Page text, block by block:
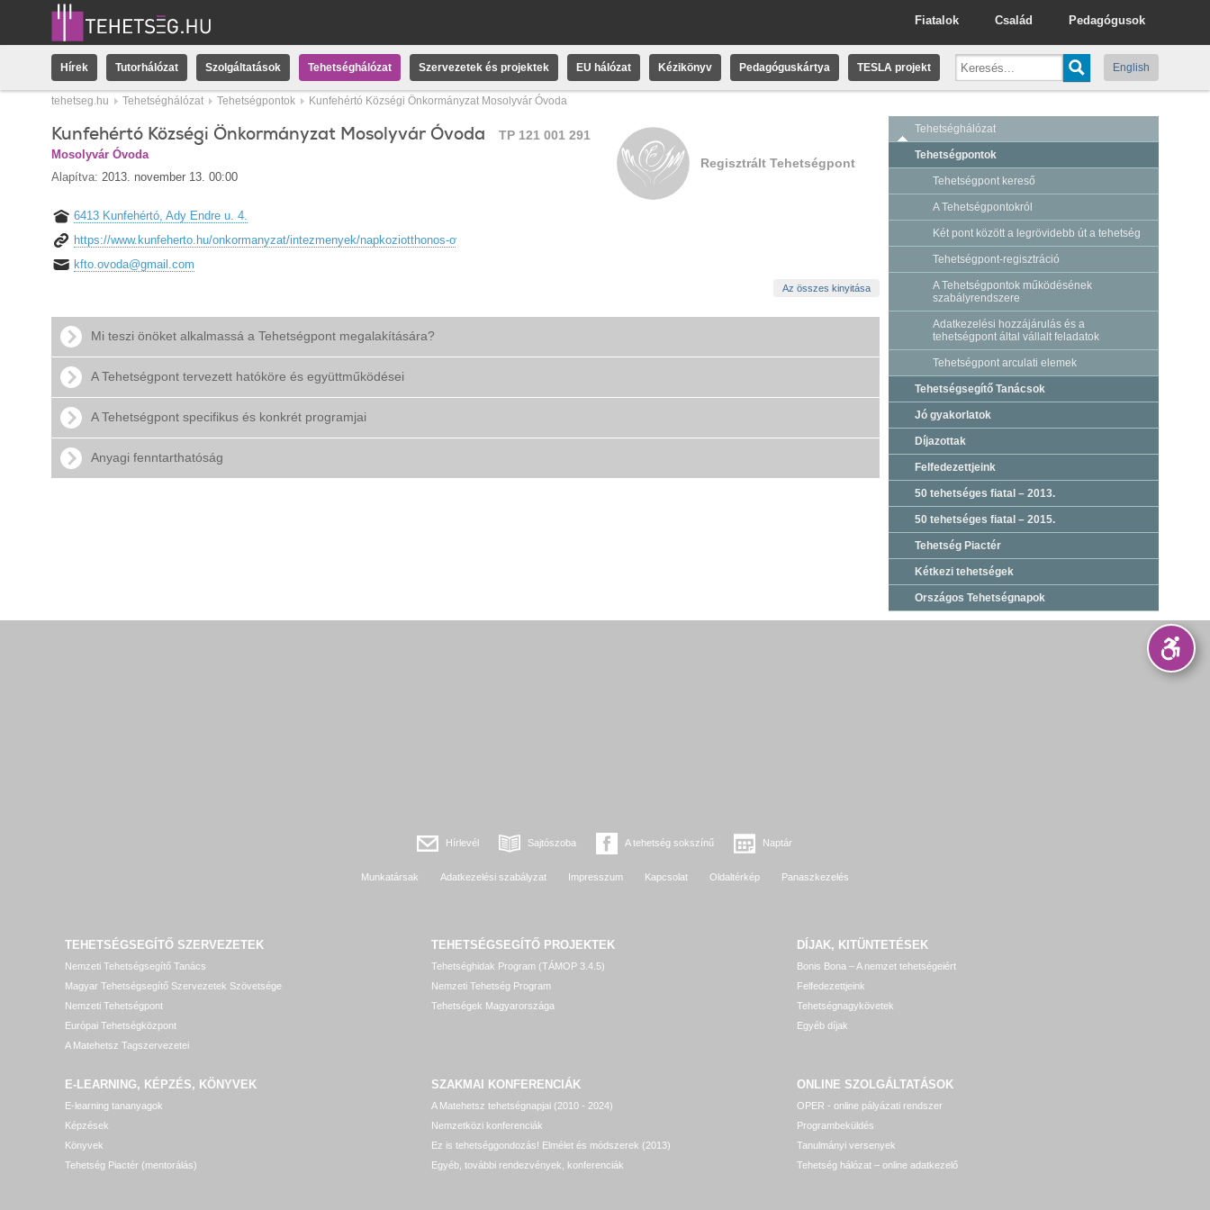
Pedagógusok
Család
Fiatalok
Hírek Tutorhálózat Szolgáltatások Tehetséghálózat Szervezetek és projektek EU hálózat Kézikönyv Pedagóguskártya TESLA projekt English
tehetseg.hu Tehetséghálózat Tehetségpontok Kunfehértó Községi Önkormányzat Mosolyvár Óvoda
Regisztrált Tehetségpont
Kunfehértó Községi Önkormányzat Mosolyvár Óvoda TP 121 001 291
Mosolyvár Óvoda
Alapítva: 2013. november 13. 00:00
6413 Kunfehértó, Ady Endre u. 4.
https://www.kunfeherto.hu/onkormanyzat/intezmenyek/napkoziotthonos-ovoda/
kfto.ovoda@gmail.com
Az összes kinyitása
Mi teszi önöket alkalmassá a Tehetségpont megalakítására?
A Tehetségpont tervezett hatóköre és együttműködései
A Tehetségpont specifikus és konkrét programjai
Anyagi fenntarthatóság
Tehetséghálózat
Tehetségpontok
Tehetségpont kereső
A Tehetségpontokról
Két pont között a legrövidebb út a tehetség
Tehetségpont-regisztráció
A Tehetségpontok működésének
szabályrendszere
Adatkezelési hozzájárulás és a
tehetségpont által vállalt feladatok
Tehetségpont arculati elemek
Tehetségsegítő Tanácsok
Jó gyakorlatok
Díjazottak
Felfedezettjeink
50 tehetséges fiatal – 2013.
50 tehetséges fiatal – 2015.
Tehetség Piactér
Kétkezi tehetségek
Országos Tehetségnapok
Hírlevél Sajtószoba A tehetség sokszínű Naptár
Munkatársak Adatkezelési szabályzat Impresszum Kapcsolat Oldaltérkép Panaszkezelés
TEHETSÉGSEGÍTŐ SZERVEZETEK
Nemzeti Tehetségsegítő Tanács
Magyar Tehetségsegítő Szervezetek Szövetsége
Nemzeti Tehetségpont
Európai Tehetségközpont
A Matehetsz Tagszervezetei
TEHETSÉGSEGÍTŐ PROJEKTEK
Tehetséghidak Program (TÁMOP 3.4.5)
Nemzeti Tehetség Program
Tehetségek Magyarországa
DÍJAK, KITÜNTETÉSEK
Bonis Bona – A nemzet tehetségeiért
Felfedezettjeink
Tehetségnagykövetek
Egyéb díjak
E-LEARNING, KÉPZÉS, KÖNYVEK
E-learning tananyagok
Képzések
Könyvek
Tehetség Piactér (mentorálás)
SZAKMAI KONFERENCIÁK
A Matehetsz tehetségnapjai (2010 - 2024)
Nemzetközi konferenciák
Ez is tehetséggondozás! Elmélet és módszerek (2013)
Egyéb, további rendezvények, konferenciák
ONLINE SZOLGÁLTATÁSOK
OPER - online pályázati rendszer
Programbeküldés
Tanulmányi versenyek
Tehetség hálózat – online adatkezelő